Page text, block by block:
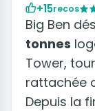
+15recos
Big Ben
tonnes
Tower,
rattachée
Depuis la